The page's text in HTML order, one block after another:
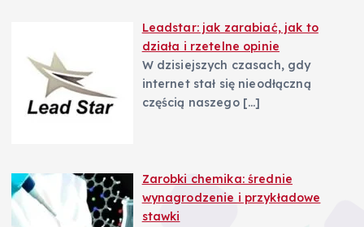
Leadstar: jak zarabiać, jak to
działa i rzetelne opinie
W dzisiejszych czasach, gdy
internet stał się nieodłączną
częścią naszego […]
Zarobki chemika: średnie
wynagrodzenie i przykładowe
stawki